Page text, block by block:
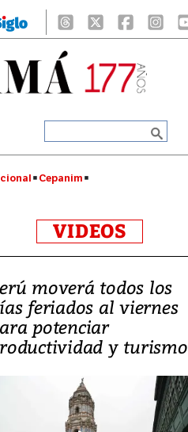
Cepanim
VIDEOS
moverá todos los
feriados al viernes
potenciar
y turismo